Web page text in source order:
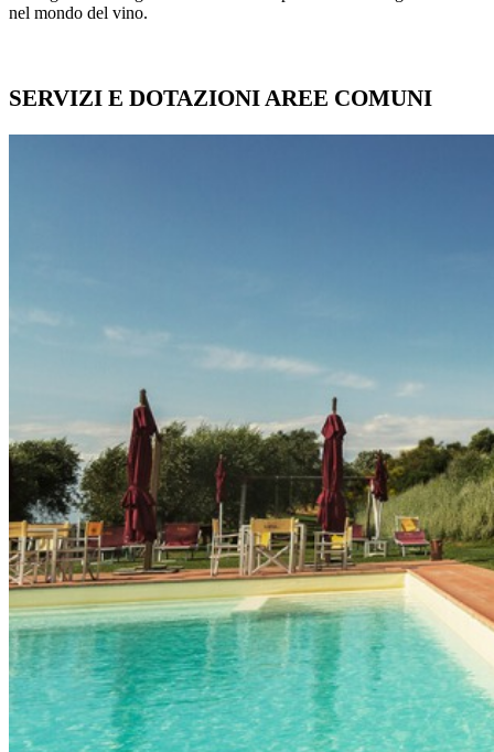
nel mondo del vino.
SERVIZI E DOTAZIONI AREE COMUNI